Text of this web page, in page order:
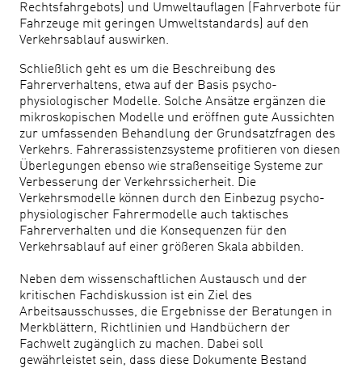
Rechtsfahrgebots) und Umweltauflagen (Fahrverbote für
Fahrzeuge mit geringen Umweltstandards) auf den
Verkehrsablauf auswirken.
Schließlich geht es um die Beschreibung des
Fahrerverhaltens, etwa auf der Basis psycho-
physiologischer Modelle. Solche Ansätze ergänzen die
mikroskopischen Modelle und eröffnen gute Aussichten
zur umfassenden Behandlung der Grundsatzfragen des
Verkehrs. Fahrerassistenzsysteme profitieren von diesen
Überlegungen ebenso wie straßenseitige Systeme zur
Verbesserung der Verkehrssicherheit. Die
Verkehrsmodelle können durch den Einbezug psycho-
physiologischer Fahrermodelle auch taktisches
Fahrerverhalten und die Konsequenzen für den
Verkehrsablauf auf einer größeren Skala abbilden.
Neben dem wissenschaftlichen Austausch und der
kritischen Fachdiskussion ist ein Ziel des
Arbeitsausschusses, die Ergebnisse der Beratungen in
Merkblättern, Richtlinien und Handbüchern der
Fachwelt zugänglich zu machen. Dabei soll
gewährleistet sein, dass diese Dokumente Bestand